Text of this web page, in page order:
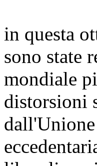
in questa
sono state
mondiale
distorsioni